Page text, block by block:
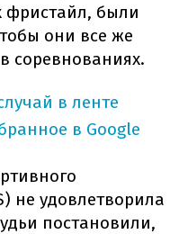
фристайл, были
они все же
соревнованиях.
в ленте
в Google
не удовлетворила
постановили,